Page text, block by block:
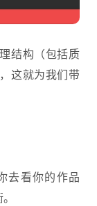
结构（包括质
这就为我们带
去看你的作品